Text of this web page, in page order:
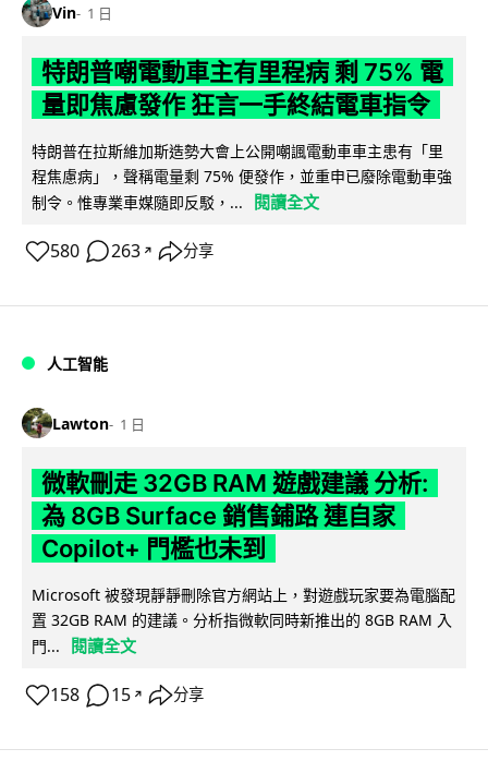
Vin 1 日
特朗普嘲電動車主有里程病 剩 75% 電
量即焦慮發作 狂言一手終結電車指令
特朗普在拉斯維加斯造勢大會上公開嘲諷電動車車主患有「里
程焦慮病」，聲稱電量剩 75% 便發作，並重申已廢除電動車強
制令。惟專業車媒隨即反駁，...
閱讀全文
580 263 ↗ 分享
人工智能
Lawton 1 日
微軟刪走 32GB RAM 遊戲建議 分析:
為 8GB Surface 銷售鋪路 連自家
Copilot+ 門檻也未到
Microsoft 被發現靜靜刪除官方網站上，對遊戲玩家要為電腦配
置 32GB RAM 的建議。分析指微軟同時新推出的 8GB RAM 入
門...
閱讀全文
158 15 ↗ 分享